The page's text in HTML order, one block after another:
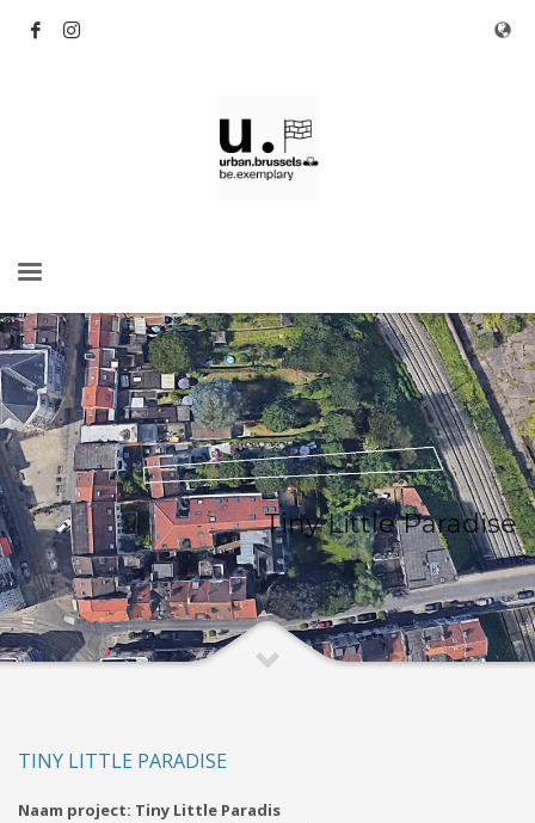
Tiny Little Paradise
TINY LITTLE PARADISE
Naam project: Tiny Little Paradis